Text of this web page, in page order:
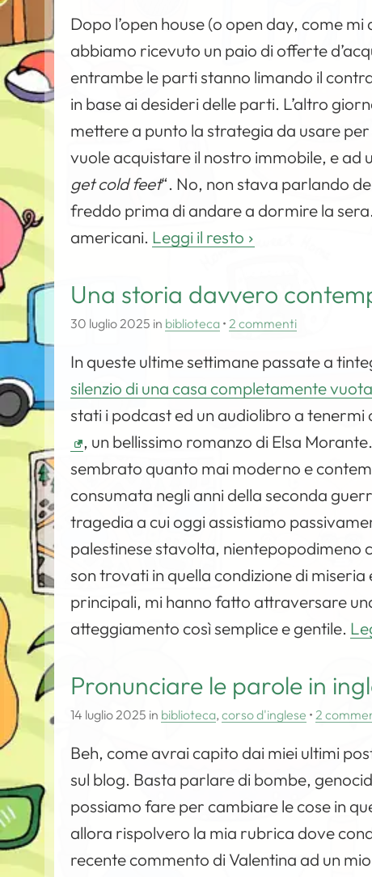
Dopo l’open house (o open day, come
abbiamo ricevuto un paio di offerte
entrambe le parti stanno limando il
in base ai desideri delle parti. L’altro
mettere a punto la strategia da usare
vuole acquistare il nostro immobile, e ad
get cold feet“. No, non stava parlando
freddo prima di andare a dormire la
americani. Leggi il resto
Una storia davvero
30 luglio 2025 in biblioteca • 2 commenti
In queste ultime settimane passate a
silenzio di una casa completamente vuota
stati i podcast ed un audiolibro a
, un bellissimo romanzo di Elsa
sembrato quanto mai moderno e
consumata negli anni della seconda
tragedia a cui oggi assistiamo
palestinese stavolta, nientepopodimeno
son trovati in quella condizione di
principali, mi hanno fatto attraversare
atteggiamento così semplice e gentile.
Pronunciare le parole in
14 luglio 2025 in biblioteca,corso d'inglese • 2
Beh, come avrai capito dai miei ultimi
sul blog. Basta parlare di bombe,
possiamo fare per cambiare le cose in
allora rispolvero la mia rubrica dove
recente commento di Valentina ad un